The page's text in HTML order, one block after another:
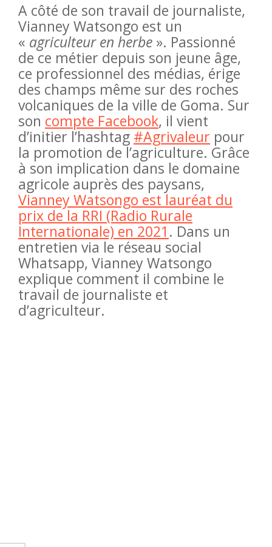
A côté de son travail de journaliste,
Vianney Watsongo est un
« agriculteur en herbe ». Passionné
de ce métier depuis son jeune âge,
ce professionnel des médias, érige
des champs même sur des roches
volcaniques de la ville de Goma. Sur
son compte Facebook, il vient
d’initier l’hashtag #Agrivaleur pour
la promotion de l’agriculture. Grâce
à son implication dans le domaine
agricole auprès des paysans,
Vianney Watsongo est lauréat du
prix de la RRI (Radio Rurale
Internationale) en 2021 . Dans un
entretien via le réseau social
Whatsapp, Vianney Watsongo
explique comment il combine le
travail de journaliste et
d’agriculteur.